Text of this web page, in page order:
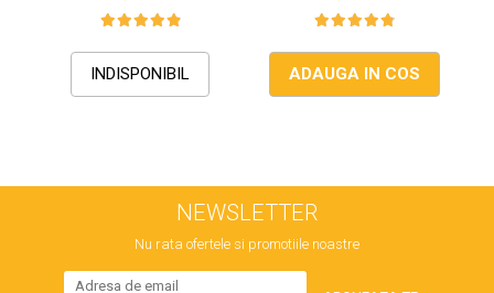
INDISPONIBIL ADAUGA IN COS
NEWSLETTER
Nu rata ofertele si promotiile noastre